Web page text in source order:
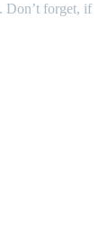
Don’t forget, if